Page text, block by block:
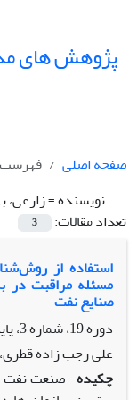
پژوهش های
صفحه اصلی
فهرست
نویسنده =زارعی،
تعداد مقالات:
3
استفاده از
مسئله مراقبت در
صنایع نفت
دوره 19، شماره 3، پاییز 1394، صفحه
علی رجب زاده
چکیده صنعت نفت